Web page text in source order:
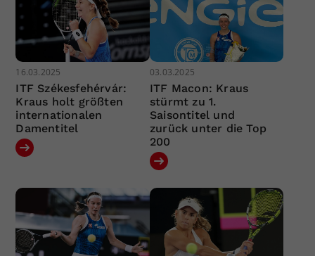
16.03.2025
ITF Székesfehérvár:
Kraus holt größten
internationalen
Damentitel
03.03.2025
ITF Macon: Kraus
stürmt zu 1.
Saisontitel und
zurück unter die Top
200